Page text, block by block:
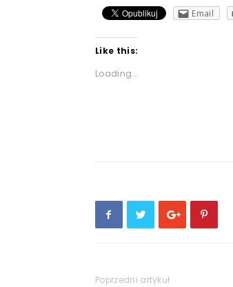
Email
Like this:
Loading...
Poprzedni artykuł